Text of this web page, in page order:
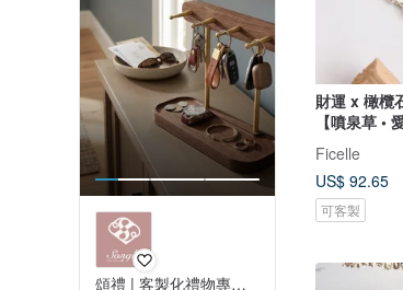
頌禮 | 客製化禮物專門店
財運 x 橄欖
【噴泉草 •
Ficelle
US$ 92.65
可客製